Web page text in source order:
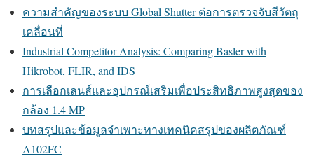
ความสำคัญของระบบ Global Shutter ต่อการตรวจจับสีวัตถุ
เคลื่อนที่
Industrial Competitor Analysis: Comparing Basler with
Hikrobot, FLIR, and IDS
การเลือกเลนส์และอุปกรณ์เสริมเพื่อประสิทธิภาพสูงสุดของ
กล้อง 1.4 MP
บทสรุปและข้อมูลจำเพาะทางเทคนิคสรุปของผลิตภัณฑ์
A102FC